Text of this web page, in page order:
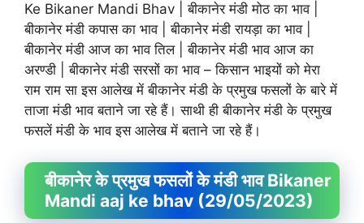
Ke Bikaner Mandi Bhav | बीकानेर मंडी मोठ का भाव |
बीकानेर मंडी कपास का भाव | बीकानेर मंडी रायड़ा का भाव |
बीकानेर मंडी आज का भाव तिल | बीकानेर मंडी भाव आज का
अरण्डी | बीकानेर मंडी सरसों का भाव – किसान भाइयों को मेरा
राम राम सा इस आलेख में बीकानेर मंडी के प्रमुख फसलों के बारे में
ताजा मंडी भाव बताने जा रहे हैं। साथी ही बीकानेर मंडी के प्रमुख
फसलें मंडी के भाव इस आलेख में बताने जा रहे हैं।
बीकानेर के प्रमुख फसलों के मंडी भाव Bikaner
Mandi aaj ke bhav (29/05/2023)